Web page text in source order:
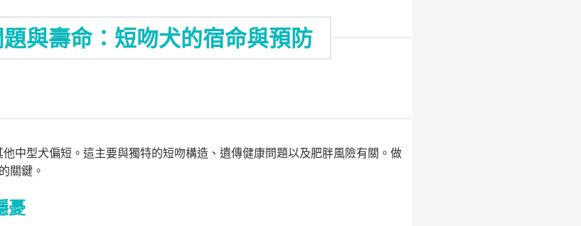
與壽命：短吻犬的宿命與預防
他中型犬偏短。這主要與獨特的短吻構造、遺傳健康問題以及肥胖風險有關。做
關鍵。
憂